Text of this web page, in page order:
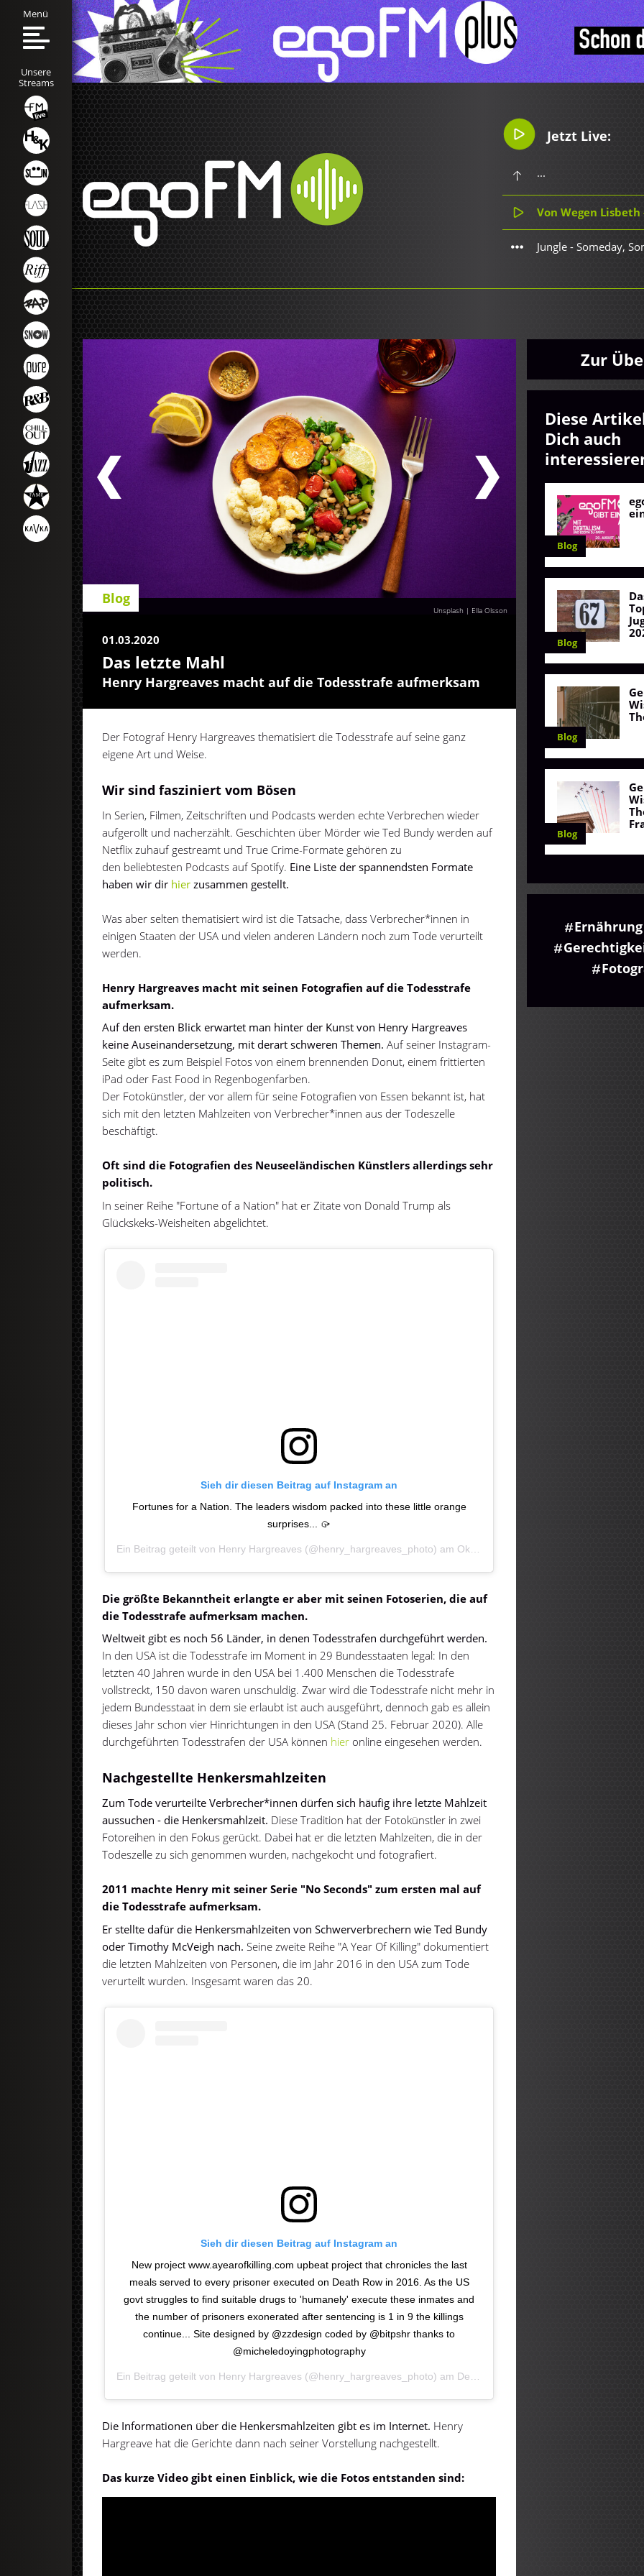
Jetzt Live:
...
Von Wegen
Jungle - Someday,
Menü
Unsere
Streams
Unsplash | Ella Olsson
Blog
01.03.2020
Das letzte Mahl
Henry Hargreaves macht auf die Todesstrafe aufmerksam
Der Fotograf Henry Hargreaves thematisiert die Todesstrafe auf seine ganz
eigene Art und Weise.
Wir sind fasziniert vom Bösen
In Serien, Filmen, Zeitschriften und Podcasts werden echte Verbrechen wieder
aufgerollt und nacherzählt. Geschichten über Mörder wie Ted Bundy werden auf
Netflix zuhauf gestreamt und True Crime-Formate gehören zu
den beliebtesten Podcasts auf Spotify. Eine Liste der spannendsten Formate
haben wir dir hier zusammen gestellt.
Was aber selten thematisiert wird ist die Tatsache, dass Verbrecher*innen in
einigen Staaten der USA und vielen anderen Ländern noch zum Tode verurteilt
werden.
Henry Hargreaves macht mit seinen Fotografien auf die Todesstrafe
aufmerksam.
Auf den ersten Blick erwartet man hinter der Kunst von Henry Hargreaves
keine Auseinandersetzung, mit derart schweren Themen.Auf seiner Instagram-
Seite gibt es zum Beispiel Fotos von einem brennenden Donut, einem frittierten
iPad oder Fast Food in Regenbogenfarben.
Der Fotokünstler, der vor allem für seine Fotografien von Essen bekannt ist, hat
sich mit den letzten Mahlzeiten von Verbrecher*innen aus der Todeszelle
beschäftigt.
Oft sind die Fotografien des Neuseeländischen Künstlers allerdings sehr
politisch.
In seiner Reihe "Fortune of a Nation" hat er Zitate von Donald Trump als
Glückskeks-Weisheiten abgelichtet.
Sieh dir diesen Beitrag auf Instagram an
Fortunes for a Nation. The leaders wisdom packed into these little orange
surprises... 🥠
Ein Beitrag geteilt von Henry Hargreaves (@henry_hargreaves_photo) am Okt 2, 2018 um 9:15 PDT
Die größte Bekanntheit erlangte er aber mit seinen Fotoserien, die auf
die Todesstrafe aufmerksam machen.
Weltweit gibt es noch 56 Länder, in denen Todesstrafen durchgeführt werden.
In den USA ist die Todesstrafe im Moment in 29 Bundesstaaten legal: In den
letzten 40 Jahren wurde in den USA bei 1.400 Menschen die Todesstrafe
vollstreckt, 150 davon waren unschuldig. Zwar wird die Todesstrafe nicht mehr in
jedem Bundesstaat in dem sie erlaubt ist auch ausgeführt, dennoch gab es allein
dieses Jahr schon vier Hinrichtungen in den USA (Stand 25. Februar 2020). Alle
durchgeführten Todesstrafen der USA können hier online eingesehen werden.
Nachgestellte Henkersmahlzeiten
Zum Tode verurteilte Verbrecher*innen dürfen sich häufig ihre letzte Mahlzeit
aussuchen - die Henkersmahlzeit. Diese Tradition hat der Fotokünstler in zwei
Fotoreihen in den Fokus gerückt. Dabei hat er die letzten Mahlzeiten, die in der
Todeszelle zu sich genommen wurden, nachgekocht und fotografiert.
2011 machte Henry mit seiner Serie "No Seconds" zum ersten mal auf
die Todesstrafe aufmerksam.
Er stellte dafür die Henkersmahlzeiten von Schwerverbrechern wie Ted Bundy
oder Timothy McVeigh nach. Seine zweite Reihe "A Year Of Killing" dokumentiert
die letzten Mahlzeiten von Personen, die im Jahr 2016 in den USA zum Tode
verurteilt wurden. Insgesamt waren das 20.
Sieh dir diesen Beitrag auf Instagram an
New project www.ayearofkilling.com upbeat project that chronicles the last
meals served to every prisoner executed on Death Row in 2016. As the US
govt struggles to find suitable drugs to 'humanely' execute these inmates and
the number of prisoners exonerated after sentencing is 1 in 9 the killings
continue... Site designed by @zzdesign coded by @bitpshr thanks to
@micheledoyingphotography
Ein Beitrag geteilt von Henry Hargreaves (@henry_hargreaves_photo) am Dez 21, 2016 um 6:47 PST
Die Informationen über die Henkersmahlzeiten gibt es im Internet. Henry
Hargreave hat die Gerichte dann nach seiner Vorstellung nachgestellt.
Das kurze Video gibt einen Einblick, wie die Fotos entstanden sind:
Zur
Diese
Dich auch
Blog
Blog
Blog
Blog
Ernährung